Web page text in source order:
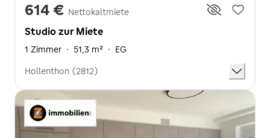
614 € Nettokaltmiete
Studio zur Miete
1 Zimmer · 51,3 m² · EG
Hollenthon (2812)